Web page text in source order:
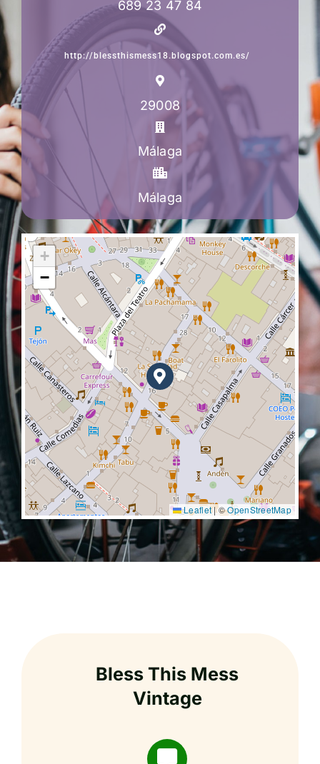
689 23 47 84
http://blessthismess18.blogspot.com.es/
29008
Málaga
Málaga
+
−
Leaflet |©OpenStreetMap
Bless This Mess
Vintage